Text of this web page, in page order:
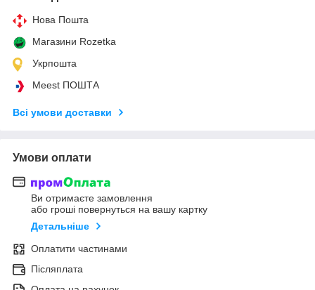
Нова Пошта
Магазини Rozetka
Укрпошта
Meest ПОШТА
Всі умови доставки
Умови оплати
Ви отримаєте замовлення
або гроші повернуться на вашу картку
Детальніше
Оплатити частинами
Післяплата